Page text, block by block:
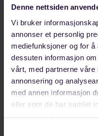
Denne nettsiden
Vi bruker
annonser et personlig
mediefunksjoner og for
dessuten informasjon
vårt, med partnerne våre
annonsering og
med annen informasjon
eller som de har samlet
Cay Nordhaug